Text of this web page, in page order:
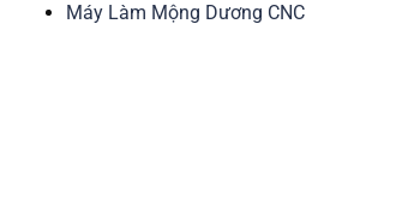
Máy Làm Mộng Dương CNC